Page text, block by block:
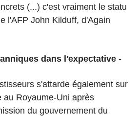
(...) c'est vraiment le statu
l'AFP John Kilduff, d'Again
dans l'expectative -
s'attarde également sur
au Royaume-Uni après
du gouvernement du